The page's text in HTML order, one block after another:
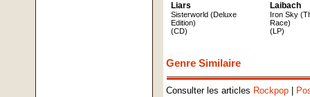
Liars
Sisterworld (Deluxe
Edition)
(CD)
Laibach
Iron Sky
Race)
(LP)
Genre Similaire
Consulter les articles Rockpop